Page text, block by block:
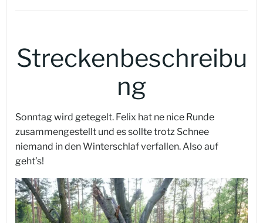
Streckenbeschreibu
ng
Sonntag wird getegelt. Felix hat ne nice Runde
zusammengestellt und es sollte trotz Schnee
niemand in den Winterschlaf verfallen. Also auf
geht’s!